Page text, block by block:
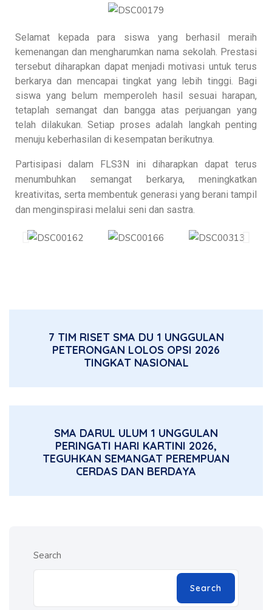
Selamat kepada para siswa yang berhasil meraih
kemenangan dan mengharumkan nama sekolah. Prestasi
tersebut diharapkan dapat menjadi motivasi untuk terus
berkarya dan mencapai tingkat yang lebih tinggi. Bagi
siswa yang belum memperoleh hasil sesuai harapan,
tetaplah semangat dan bangga atas perjuangan yang
telah dilakukan. Setiap proses adalah langkah penting
menuju keberhasilan di kesempatan berikutnya.
Partisipasi dalam FLS3N ini diharapkan dapat terus
menumbuhkan semangat berkarya, meningkatkan
kreativitas, serta membentuk generasi yang berani tampil
dan menginspirasi melalui seni dan sastra.
7 TIM RISET SMA DU 1 UNGGULAN
PETERONGAN LOLOS OPSI 2026
TINGKAT NASIONAL
SMA DARUL ULUM 1 UNGGULAN
PERINGATI HARI KARTINI 2026,
TEGUHKAN SEMANGAT PEREMPUAN
CERDAS DAN BERDAYA
Search
Search